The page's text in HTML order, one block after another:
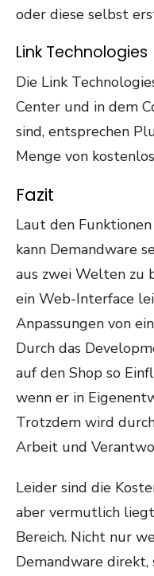
oder diese selbst
Link Technologies
Die Link
Center und in dem
sind, entsprechen
Menge von
Fazit
Laut den
kann Demandware
aus zwei Welten zu
ein Web-Interface
Anpassungen von
Durch das
auf den Shop so
wenn er in
Trotzdem wird
Arbeit und
Leider sind die
aber vermutlich
Bereich. Nicht nur
Demandware direkt,